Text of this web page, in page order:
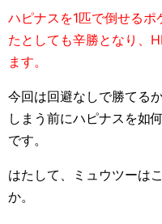
ハピナスを1匹で倒せる
たとしても辛勝となり、
ます。
今回は回避なしで勝てる
しまう前にハピナスを如
です。
はたして、ミュウツーは
か。